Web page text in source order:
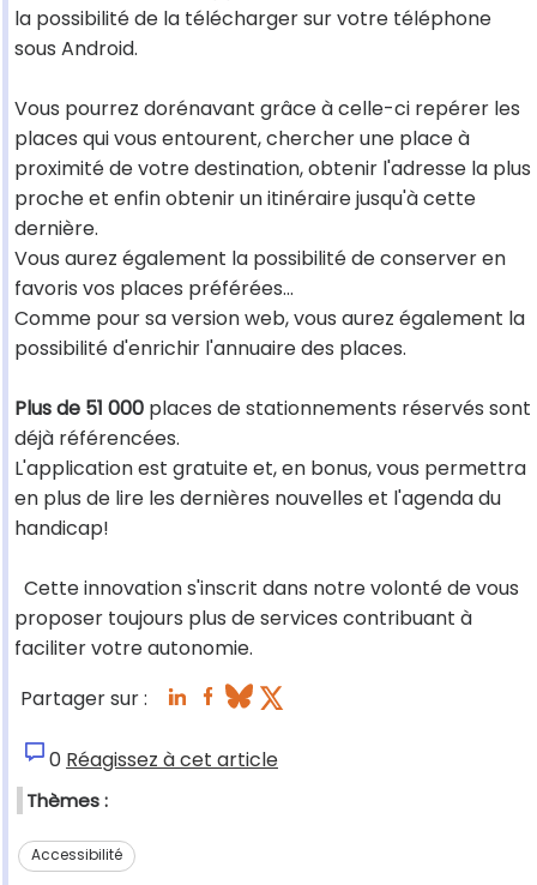
la possibilité de la télécharger sur votre téléphone
sous Android.
Vous pourrez dorénavant grâce à celle-ci repérer les
places qui vous entourent, chercher une place à
proximité de votre destination, obtenir l'adresse la plus
proche et enfin obtenir un itinéraire jusqu'à cette
dernière.
Vous aurez également la possibilité de conserver en
favoris vos places préférées...
Comme pour sa version web, vous aurez également la
possibilité d'enrichir l'annuaire des places.
Plus de 51 000 places de stationnements réservés sont
déjà référencées.
L'application est gratuite et, en bonus, vous permettra
en plus de lire les dernières nouvelles et l'agenda du
handicap!
Cette innovation s'inscrit dans notre volonté de vous
proposer toujours plus de services contribuant à
faciliter votre autonomie.
Partager sur :
0 Réagissez à cet article
Thèmes :
Accessibilité